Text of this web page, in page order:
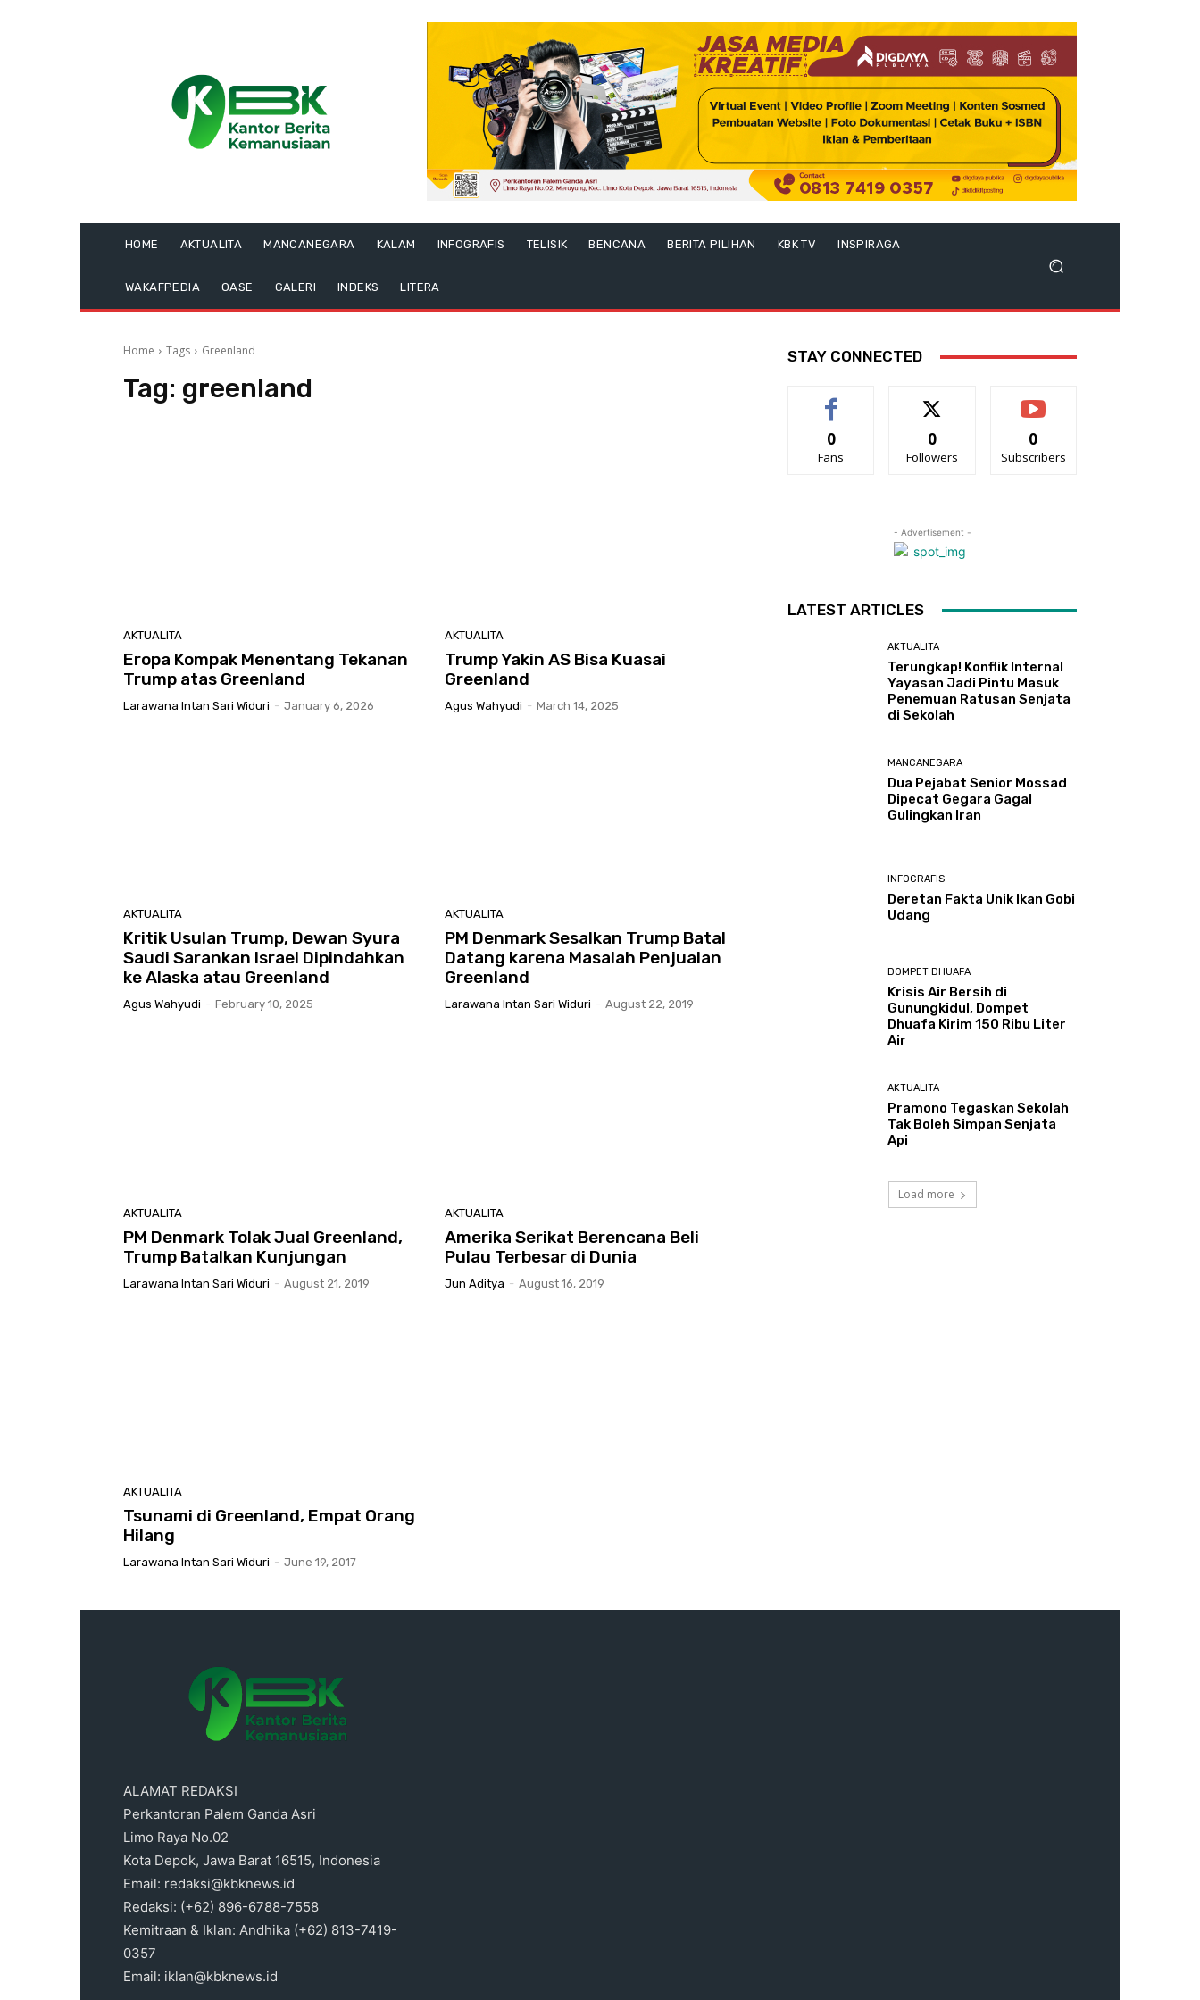
HOME AKTUALITA MANCANEGARA KALAM INFOGRAFIS TELISIK BENCANA BERITA PILIHAN KBK TV INSPIRAGA
WAKAFPEDIA OASE GALERI INDEKS LITERA
Home Tags Greenland
Tag: greenland
AKTUALITA
Eropa Kompak Menentang Tekanan
Trump atas Greenland
Larawana Intan Sari Widuri - January 6, 2026
AKTUALITA
Trump Yakin AS Bisa Kuasai
Greenland
Agus Wahyudi - March 14, 2025
AKTUALITA
Kritik Usulan Trump, Dewan Syura
Saudi Sarankan Israel Dipindahkan
ke Alaska atau Greenland
Agus Wahyudi - February 10, 2025
AKTUALITA
PM Denmark Sesalkan Trump Batal
Datang karena Masalah Penjualan
Greenland
Larawana Intan Sari Widuri - August 22, 2019
AKTUALITA
PM Denmark Tolak Jual Greenland,
Trump Batalkan Kunjungan
Larawana Intan Sari Widuri - August 21, 2019
AKTUALITA
Amerika Serikat Berencana Beli
Pulau Terbesar di Dunia
Jun Aditya - August 16, 2019
AKTUALITA
Tsunami di Greenland, Empat Orang
Hilang
Larawana Intan Sari Widuri - June 19, 2017
STAY CONNECTED
0
Fans
0
Followers
0
Subscribers
- Advertisement -
LATEST ARTICLES
AKTUALITA
Terungkap! Konflik Internal
Yayasan Jadi Pintu Masuk
Penemuan Ratusan Senjata
di Sekolah
MANCANEGARA
Dua Pejabat Senior Mossad
Dipecat Gegara Gagal
Gulingkan Iran
INFOGRAFIS
Deretan Fakta Unik Ikan Gobi
Udang
DOMPET DHUAFA
Krisis Air Bersih di
Gunungkidul, Dompet
Dhuafa Kirim 150 Ribu Liter
Air
AKTUALITA
Pramono Tegaskan Sekolah
Tak Boleh Simpan Senjata
Api
Load more
ALAMAT REDAKSI
Perkantoran Palem Ganda Asri
Limo Raya No.02
Kota Depok, Jawa Barat 16515, Indonesia
Email: redaksi@kbknews.id
Redaksi: (+62) 896-6788-7558
Kemitraan & Iklan: Andhika (+62) 813-7419-
0357
Email: iklan@kbknews.id